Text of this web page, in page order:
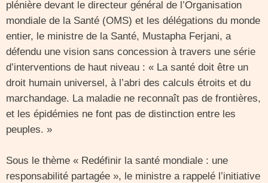
plénière devant le directeur général de l’Organisation
mondiale de la Santé (OMS) et les délégations du monde
entier, le ministre de la Santé, Mustapha Ferjani, a
défendu une vision sans concession à travers une série
d’interventions de haut niveau : « La santé doit être un
droit humain universel, à l’abri des calculs étroits et du
marchandage. La maladie ne reconnaît pas de frontières,
et les épidémies ne font pas de distinction entre les
peuples. »
Sous le thème « Redéfinir la santé mondiale : une
responsabilité partagée », le ministre a rappelé l’initiative